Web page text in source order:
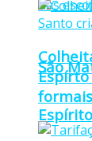
São
formais